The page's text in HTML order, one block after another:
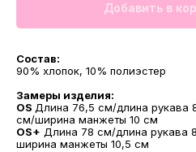
Добавить в
Состав:
90% хлопок, 10% полиэстер
Замеры изделия:
OS Длина 76,5 см/длина рукава
см/ширина манжеты 10 см
OS+ Длина 78 см/длина рукава
ширина манжеты 10,5 см